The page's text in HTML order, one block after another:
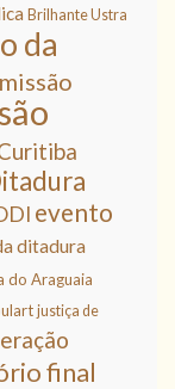
Brilhante Ustra
da
evento
ditadura
do Araguaia
justiça de
final